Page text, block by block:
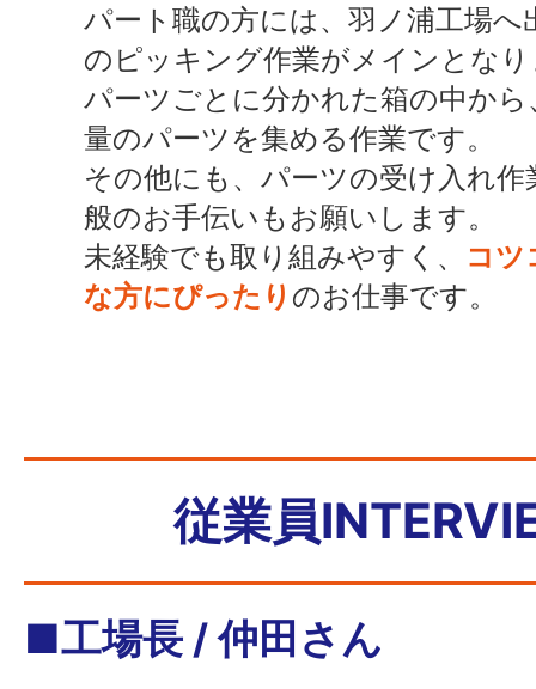
パート職の方には、羽ノ浦工場へ
のピッキング作業がメインとな
パーツごとに分かれた箱の中か
量のパーツを集める作業です。
その他にも、パーツの受け入れ作
般のお手伝いもお願いします。
未経験でも取り組みやすく、 コツ
な方にぴったり のお仕事です。
従業員
■工場長 / 仲田さん